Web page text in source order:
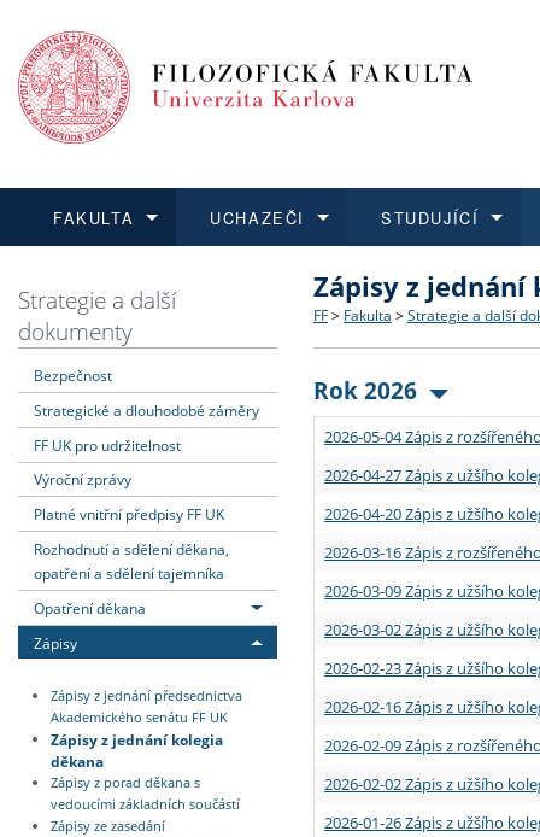
FAKULTA
Dozvědět se více
Struktura a historie
Strategie a další
Podpora a benefity pro
Absolventi fakulty
UCHAZEČI
Podat přihlášku
Co studovat a jak se
Učitelské studijní
Informace k průběhu
STUDUJÍCÍ
Dozvědět se více
Bakalářské a magisterské
Doktorské studium
Rigorózní řízení
Dozvědět se více
O vědě a výzkumu na FF
Akademické kvalifikace
Granty a projekty
Dozvědět se více
Aktuální nabídky a
Vyjíždějící studenti
Přijíždějící studenti
Vyjíždějící zaměstnanci
Strategie a další
dokumenty
Bezpečnost
Strategické a dlouhodobé záměry
FF UK pro udržitelnost
Výroční zprávy
Platné vnitřní předpisy FF UK
Rozhodnutí a sdělení děkana,
opatření a sdělení tajemníka
Opatření děkana
Zápisy
Zápisy z jednání předsednictva
Akademického senátu FF UK
Zápisy z jednání kolegia
děkana
Zápisy z porad děkana s
vedoucími základních součástí
Zápisy ze zasedání
Zápisy z jednání
FF > Fakulta > Strategie a další
Rok 2026
2026-05-04 Zápis z
2026-04-27 Zápis z užšího
2026-04-20 Zápis z užšího
2026-03-16 Zápis z
2026-03-09 Zápis z užšího
2026-03-02 Zápis z užšího
2026-02-23 Zápis z užšího
2026-02-16 Zápis z užšího
2026-02-09 Zápis z
2026-02-02 Zápis z užšího
2026-01-26 Zápis z užšího